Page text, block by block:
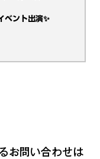
ベント出演✨
お問い合わせは